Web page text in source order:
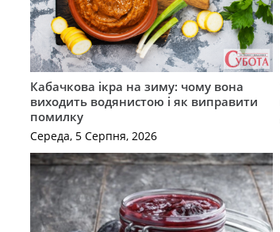
Кабачкова ікра на зиму: чому вона
виходить водянистою і як виправити
помилку
Середа, 5 Серпня, 2026